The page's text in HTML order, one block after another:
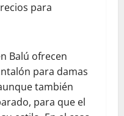
para
Balú ofrecen
para damas
también
para que el